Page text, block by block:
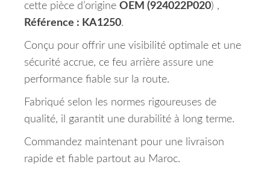
cette pièce d’origine OEM (924022P020) ,
Référence : KA1250.
Conçu pour offrir une visibilité optimale et une
sécurité accrue, ce feu arrière assure une
performance fiable sur la route.
Fabriqué selon les normes rigoureuses de
qualité, il garantit une durabilité à long terme.
Commandez maintenant pour une livraison
rapide et fiable partout au Maroc.